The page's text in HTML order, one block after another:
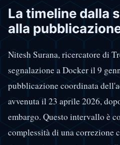
La timeline dalla
alla
Nitesh Surana, ricercatore di
segnalazione a Docker il 9
pubblicazione coordinata
avvenuta il 23 aprile 2026,
embargo. Questo intervallo è
complessità di una correzione